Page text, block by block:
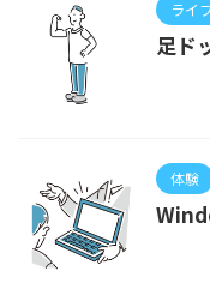
ライ
足ド
体験